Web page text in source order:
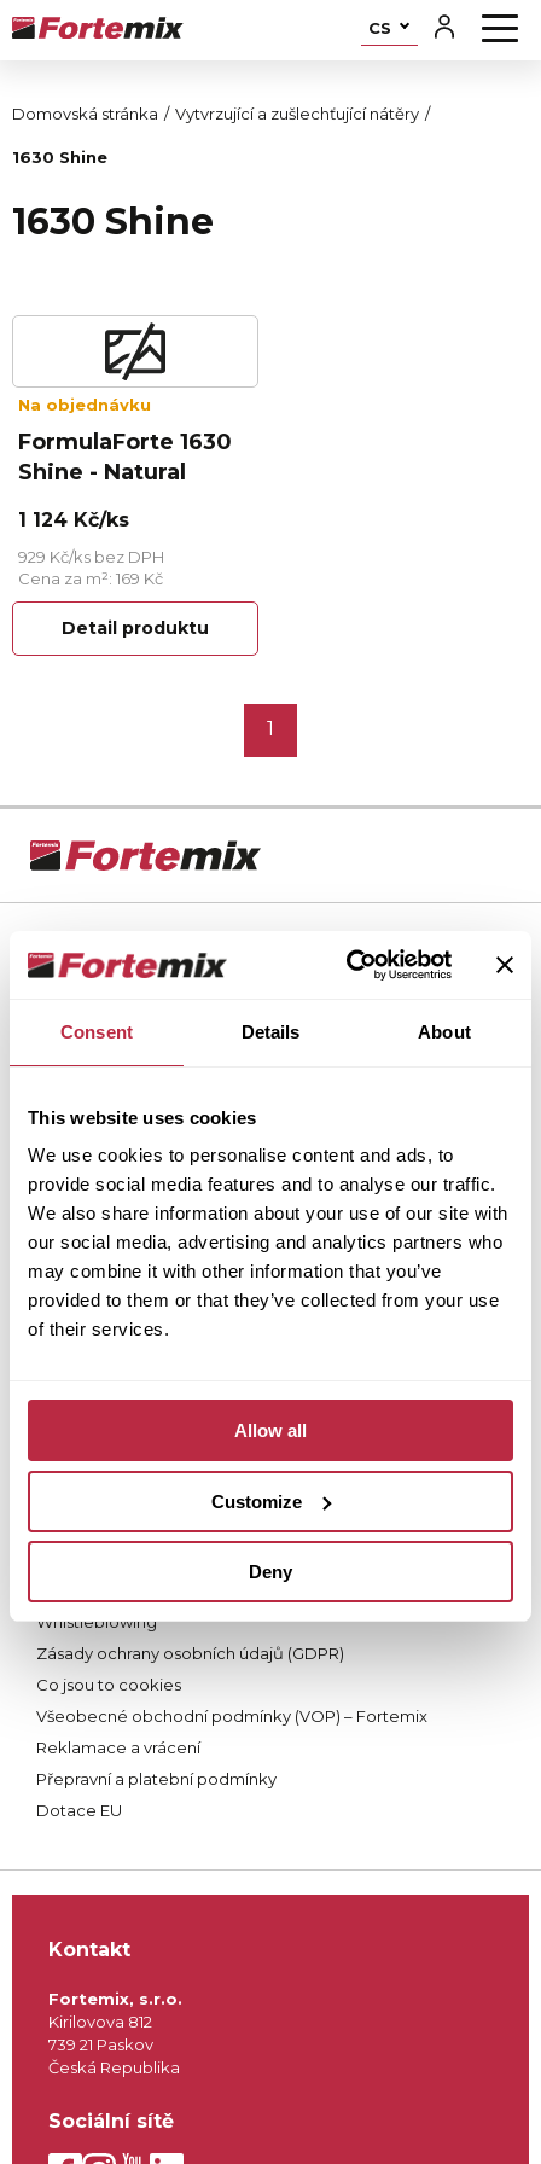
Consent Details About
This website uses cookies
We use cookies to personalise content and ads, to
provide social media features and to analyse our traffic.
We also share information about your use of our site with
our social media, advertising and analytics partners who
may combine it with other information that you’ve
provided to them or that they’ve collected from your use
of their services.
Allow all
Customize
Deny
CS
Domovská stránka Vytvrzující a zušlechťující nátěry
1630 Shine
1630 Shine
Na objednávku
FormulaForte 1630
Shine - Natural
1 124 Kč/ks
929 Kč/ks bez DPH
Cena za m²: 169 Kč
Detail produktu
1
Dlažba Fortelock
Produkty a řešení
Služby
Dokumenty
Kontakty
Střecha Fortega
Proč Fortega?
Produkty
Služby
Dokumenty
Terasy Tereco
Produkty a řešení
Kontakty
Whistleblowing
Zásady ochrany osobních údajů (GDPR)
Co jsou to cookies
Všeobecné obchodní podmínky (VOP) – Fortemix
Reklamace a vrácení
Přepravní a platební podmínky
Dotace EU
Kontakt
Fortemix, s.r.o.
Kirilovova 812
739 21 Paskov
Česká Republika
Sociální sítě